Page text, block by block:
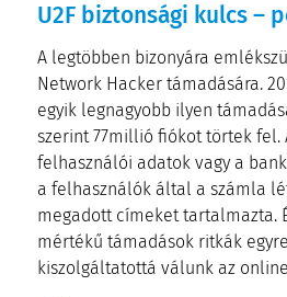
U2F biztonsági kulcs –
A legtöbben bizonyára
Network Hacker támadására.
egyik legnagyobb ilyen
szerint 77millió fiókot törtek fel.
felhasználói adatok vagy a
a felhasználók által a számla
megadott címeket tartalmazta.
mértékű támadások ritkák
kiszolgáltatottá válunk az